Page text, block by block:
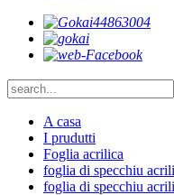
A casa
I prudutti
Foglia acrilica
foglia di specchiu
foglia di specchiu